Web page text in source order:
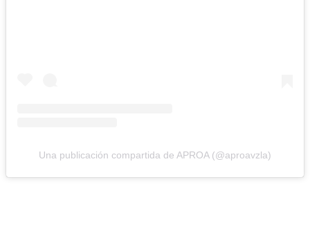
Una publicación compartida de APROA (@aproavzla)